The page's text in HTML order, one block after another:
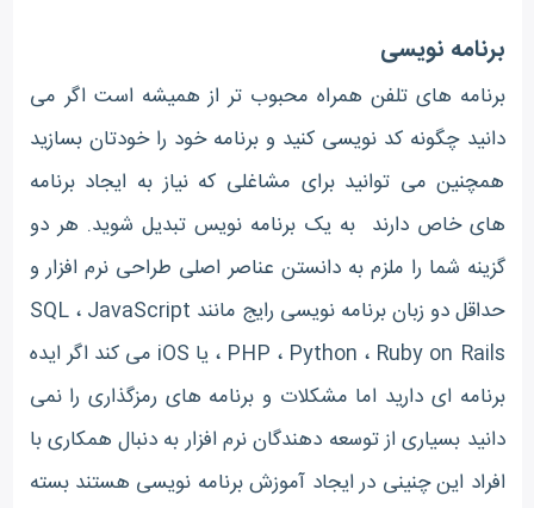
برنامه نویسی
برنامه های تلفن همراه محبوب تر از همیشه است اگر می
دانید چگونه کد نویسی کنید و برنامه خود را خودتان بسازید
همچنین می توانید برای مشاغلی که نیاز به ایجاد برنامه
های خاص دارند به یک برنامه نویس تبدیل شوید. هر دو
گزینه شما را ملزم به دانستن عناصر اصلی طراحی نرم افزار و
حداقل دو زبان برنامه نویسی رایج مانند SQL ، JavaScript
، PHP ، Python ، Ruby on Rails یا
iOS می کند اگر ایده
برنامه ای دارید اما مشکلات و برنامه های رمزگذاری را نمی
دانید بسیاری از توسعه دهندگان نرم افزار به دنبال همکاری با
افراد این چنینی در ایجاد آموزش برنامه نویسی هستند بسته